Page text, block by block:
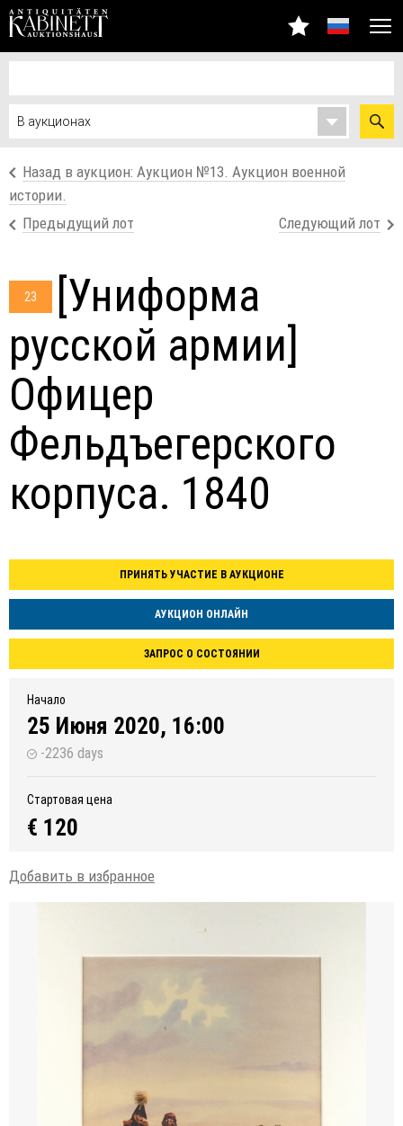
Назад в аукцион: Аукцион №13. Аукцион военной
истории.
Предыдущий лот
Следующий лот
23
[Униформа
русской армии]
Офицер
Фельдъегерского
корпуса. 1840
ПРИНЯТЬ УЧАСТИЕ В АУКЦИОНЕ
АУКЦИОН ОНЛАЙН
ЗАПРОС О СОСТОЯНИИ
Начало
25 Июня 2020, 16:00
-2236 days
Стартовая цена
€ 120
Добавить в избранное